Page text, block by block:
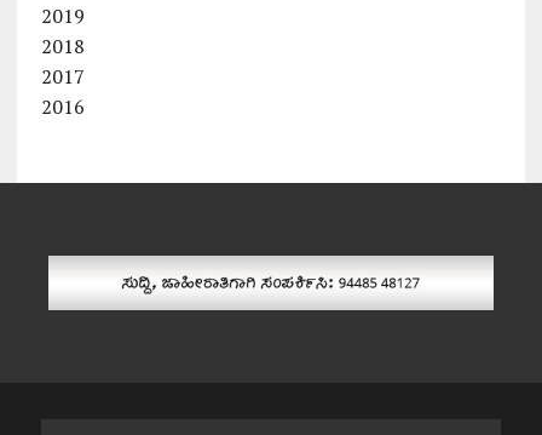
2019
2018
2017
2016